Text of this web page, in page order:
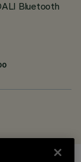
Bluetooth